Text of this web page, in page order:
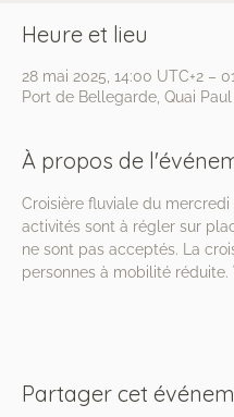
Heure et lieu
28 mai 2025, 14:00 UTC+2 –
Port de Bellegarde, Quai
À propos de
Croisière fluviale du
activités sont à régler sur
ne sont pas acceptés. La
personnes à mobilité
Partager cet